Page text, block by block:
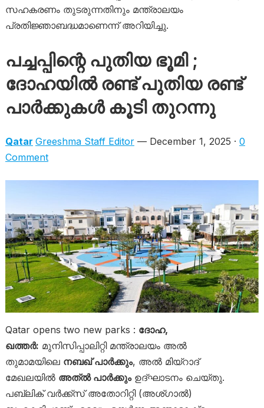
സഹകരണം തുടരുന്നതിനും മന്ത്രാലയം
പ്രതിജ്ഞാബദ്ധമാണെന്ന് അറിയിച്ചു.
പച്ചപ്പിന്റെ പുതിയ ഭൂമി ;
ദോഹയിൽ രണ്ട് പുതിയ രണ്ട്
പാർക്കുകൾ കൂടി തുറന്നു
Qatar Greeshma Staff Editor— December 1, 2025 · 0
Comment
Qatar opens two new parks : ദോഹ,
ഖത്തർ: മുനിസിപ്പാലിറ്റി മന്ത്രാലയം അൽ
തുമാമയിലെ നബഖ് പാർക്കും, അൽ മിയ്‌റാദ്
മേഖലയിൽ അത്ൽ പാർക്കുംഉദ്ഘാടനം ചെയ്തു.
പബ്ലിക് വർക്ക്സ് അതോറിറ്റി (അശ്ഗാൽ)